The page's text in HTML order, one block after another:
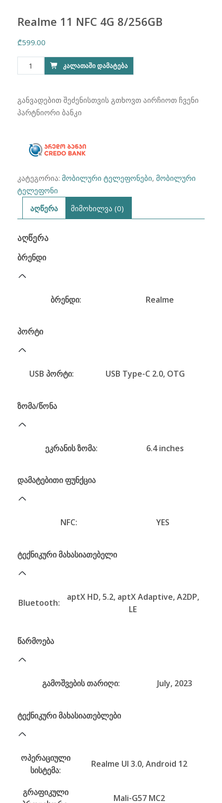
Realme 11 NFC 4G 8/256GB
₾599.00
რაოდენობა:
Realme
NFC
4G
ᲙᲐᲚᲐᲗᲐᲨᲘ ᲓᲐᲛᲐᲢᲔᲑᲐ
განვადებით შეძენისთვის გთხოვთ აირჩიოთ ჩვენი
პარტნიორი ბანკი
კატეგორია: მობილური ტელეფონები, მობილური
ტელეფონი
აღწერა
მიმოხილვა (0)
ᲐᲦᲬᲔᲠᲐ
ბრენდი
ბრენდი: Realme
პორტი
USB პორტი: USB Type-C 2.0, OTG
ზომა/წონა
ეკრანის ზომა: 6.4 inches
დამატებითი ფუნქცია
NFC: YES
ტექნიკური მახასიათებელი
Bluetooth:
aptX HD, 5.2, aptX Adaptive, A2DP,
LE
წარმოება
გამოშვების თარიღი: July, 2023
ტექნიკური მახასიათებლები
ოპერაციული
სისტემა:
Realme UI 3.0, Android 12
გრაფიკული
Mali-G57 MC2